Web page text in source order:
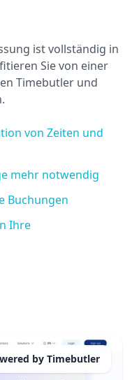
ist vollständig in
Sie von einer
Timebutler und
von Zeiten und
mehr notwendig
Buchungen
Ihre
by Timebutler